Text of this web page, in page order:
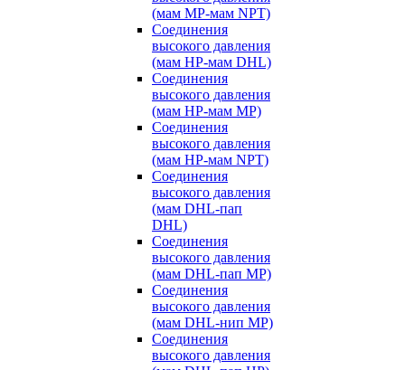
(мам MP-мам NPT)
Соединения
высокого давления
(мам HP-мам DHL)
Соединения
высокого давления
(мам HP-мам MP)
Соединения
высокого давления
(мам HP-мам NPT)
Соединения
высокого давления
(мам DHL-пап
DHL)
Соединения
высокого давления
(мам DHL-пап MP)
Соединения
высокого давления
(мам DHL-нип MP)
Соединения
высокого давления